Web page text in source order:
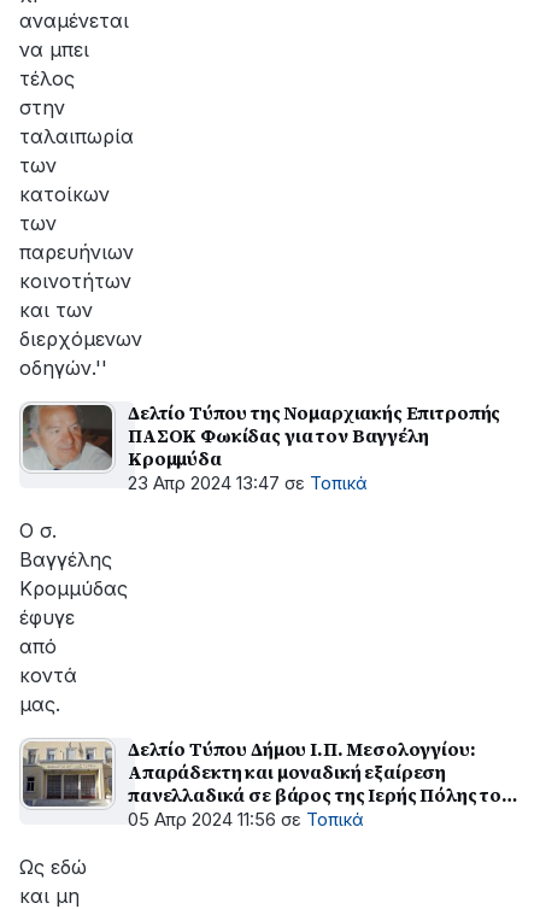
αναμένεται
να μπει
τέλος
στην
ταλαιπωρία
των
κατοίκων
των
παρευήνιων
κοινοτήτων
και των
διερχόμενων
οδηγών.''
Δελτίο Τύπου της Νομαρχιακής Επιτροπής
ΠΑΣΟΚ Φωκίδας για τον Βαγγέλη
Κρομμύδα
23 Απρ 2024 13:47 σε Τοπικά
Ο σ.
Βαγγέλης
Κρομμύδας
έφυγε
από
κοντά
μας.
Δελτίο Τύπου Δήμου Ι.Π. Μεσολογγίου:
Απαράδεκτη και μοναδική εξαίρεση
πανελλαδικά σε βάρος της Ιερής Πόλης του
Μεσολογγίου στο θέμα του Πρωτοδικείου
05 Απρ 2024 11:56 σε Τοπικά
Ως εδώ
και μη